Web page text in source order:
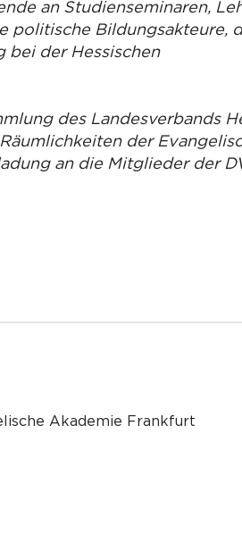
an Studienseminaren,
politische Bildungsakteure,
bei der Hessischen
des Landesverbands
der
an die Mitglieder der